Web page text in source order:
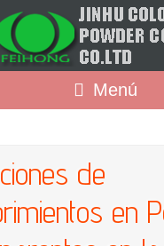
Menú
de
en